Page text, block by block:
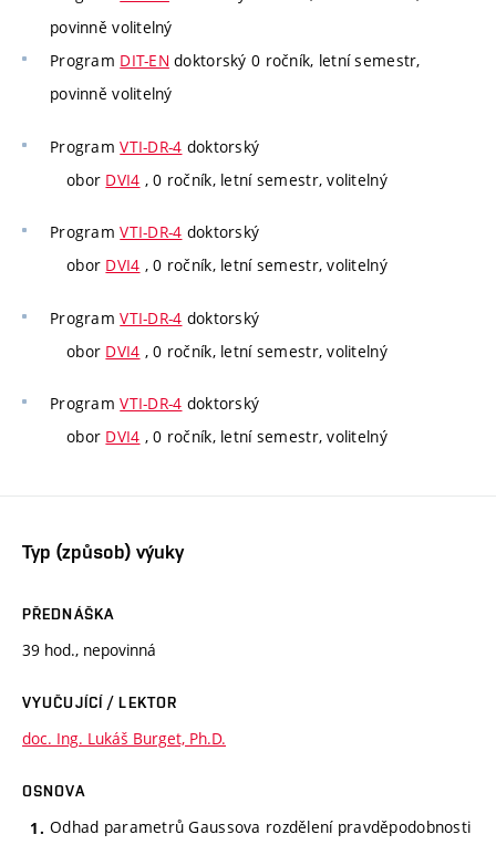
povinně volitelný
Program DIT-EN doktorský 0 ročník, letní semestr,
povinně volitelný
ProgramVTI-DR-4 doktorský
obor DVI4 , 0 ročník, letní semestr, volitelný
ProgramVTI-DR-4 doktorský
obor DVI4 , 0 ročník, letní semestr, volitelný
ProgramVTI-DR-4 doktorský
obor DVI4 , 0 ročník, letní semestr, volitelný
ProgramVTI-DR-4 doktorský
obor DVI4 , 0 ročník, letní semestr, volitelný
Typ (způsob) výuky
PŘEDNÁŠKA
39 hod., nepovinná
VYUČUJÍCÍ / LEKTOR
doc. Ing. Lukáš Burget, Ph.D.
OSNOVA
Odhad parametrů Gaussova rozdělení pravděpodobnosti